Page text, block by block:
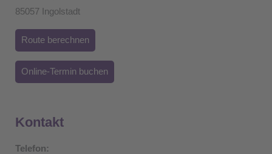
85057 Ingolstadt
Route berechnen
Online-Termin buchen
Kontakt
Telefon: